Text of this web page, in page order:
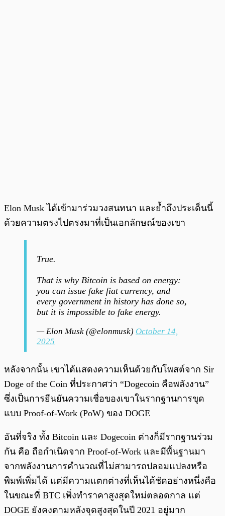
Elon Musk ได้เข้ามาร่วมวงสนทนา และย้ำถึงประเด็นนี้
ด้วยความตรงไปตรงมาที่เป็นเอกลักษณ์ของเขา
True.
That is why Bitcoin is based on energy:
you can issue fake fiat currency, and
every government in history has done so,
but it is impossible to fake energy.
— Elon Musk (@elonmusk) October 14,
2025
หลังจากนั้น เขาได้แสดงความเห็นด้วยกับโพสต์จาก Sir
Doge of the Coin ที่ประกาศว่า “Dogecoin คือพลังงาน”
ซึ่งเป็นการยืนยันความเชื่อของเขาในรากฐานการขุด
แบบ Proof-of-Work (PoW) ของ DOGE
อันที่จริง ทั้ง Bitcoin และ Dogecoin ต่างก็มีรากฐานร่วม
กัน คือ ถือกำเนิดจาก Proof-of-Work และมีพื้นฐานมา
จากพลังงานการคำนวณที่ไม่สามารถปลอมแปลงหรือ
พิมพ์เพิ่มได้ แต่มีความแตกต่างที่เห็นได้ชัดอย่างหนึ่งคือ
ในขณะที่ BTC เพิ่งทำราคาสูงสุดใหม่ตลอดกาล แต่
DOGE ยังคงตามหลังจุดสูงสุดในปี 2021 อยู่มาก